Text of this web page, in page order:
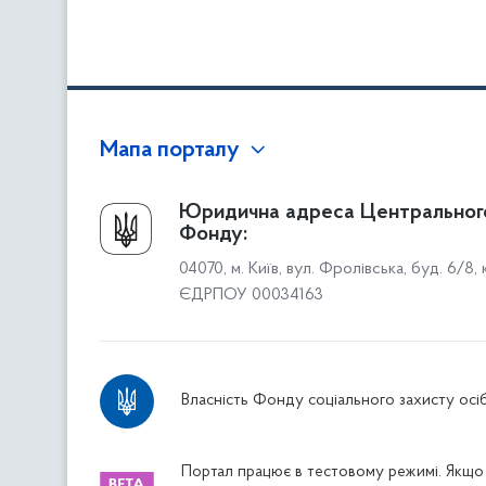
Мапа порталу
Про Фонд
Керівництво
Структура Фонду
Територіальні відділення
Дніпропетровське відділення
Житомирське відділення
Юридична адреса
Фонду:
04070, м. Київ, вул. Фролівська, буд. 6/8,
ЄДРПОУ 00034163
Власність Фонду соціального захисту осіб
Портал працює в тестовому режимі. Якщо